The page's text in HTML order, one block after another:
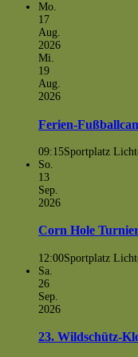
Mo.
17
Aug.
2026
Mi.
19
Aug.
2026
Ferien-
09:15Sportplatz
So.
13
Sep.
2026
Corn Hole
12:00Sportplatz
Sa.
26
Sep.
2026
23. Wildschütz-